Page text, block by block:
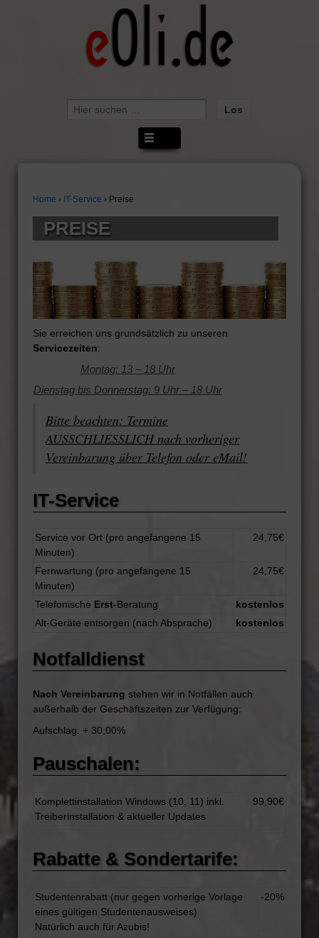
Suche
nach:
Home › IT-Service › Preise
PREISE
Sie erreichen uns grundsätzlich zu unseren
Servicezeiten:
Montag: 13 – 18 Uhr
Dienstag bis Donnerstag: 9 Uhr – 18 Uhr
Bitte beachten: Termine
AUSSCHLIESSLICH nach vorheriger
Vereinbarung über Telefon oder eMail!
IT-Service
Service vor Ort (pro angefangene 15
Minuten)
24,75€
Fernwartung (pro angefangene 15
Minuten)
24,75€
Telefonische Erst-Beratung
kostenlos
Alt-Geräte entsorgen (nach Absprache)
kostenlos
Notfalldienst
Nach Vereinbarung stehen wir in Notfällen auch
außerhalb der Geschäftszeiten zur Verfügung:
Aufschlag: + 30,00%
Pauschalen:
Komplettinstallation Windows (10, 11) inkl.
Treiberinstallation & aktueller Updates
99,90€
Rabatte & Sondertarife:
Studentenrabatt (nur gegen vorherige Vorlage
eines gültigen Studentenausweises)
Natürlich auch für Azubis!
-20%